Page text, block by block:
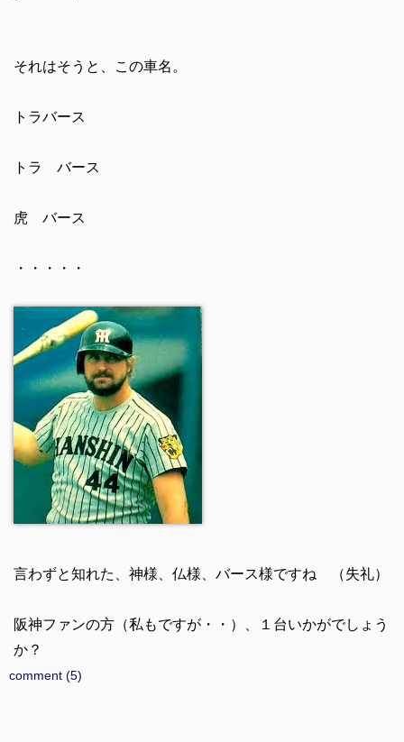
それはそうと、この車名。
トラバース
トラ バース
虎 バース
・・・・・
言わずと知れた、神様、仏様、バース様ですね （失礼）
阪神ファンの方（私もですが・・）、１台いかがでしょう
か？
comment (5)